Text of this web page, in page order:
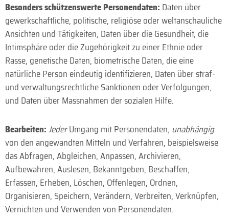
Besonders schützenswerte Personen­daten: Daten über
gewerk­schaftliche, politische, religiöse oder welt­anschauliche
Ansichten und Tätigkeiten, Daten über die Gesund­heit, die
Intim­sphäre oder die Zugehörigkeit zu einer Ethnie oder
Rasse, genetische Daten, biometrische Daten, die eine
natürliche Person eindeutig identifizieren, Daten über straf-
und verwaltungs­rechtliche Sanktionen oder Verfolgungen,
und Daten über Mass­nahmen der sozialen Hilfe.
Bearbeiten:JederUmgang mit Personen­daten, unabhängig
von den angewandten Mitteln und Verfahren, beispielsweise
das Abfragen, Abgleichen, Anpassen, Archivieren,
Aufbewahren, Auslesen, Bekannt­geben, Beschaffen,
Erfassen, Erheben, Löschen, Offenlegen, Ordnen,
Organisieren, Speichern, Verändern, Verbreiten, Verknüpfen,
Vernichten und Verwenden von Personen­daten.